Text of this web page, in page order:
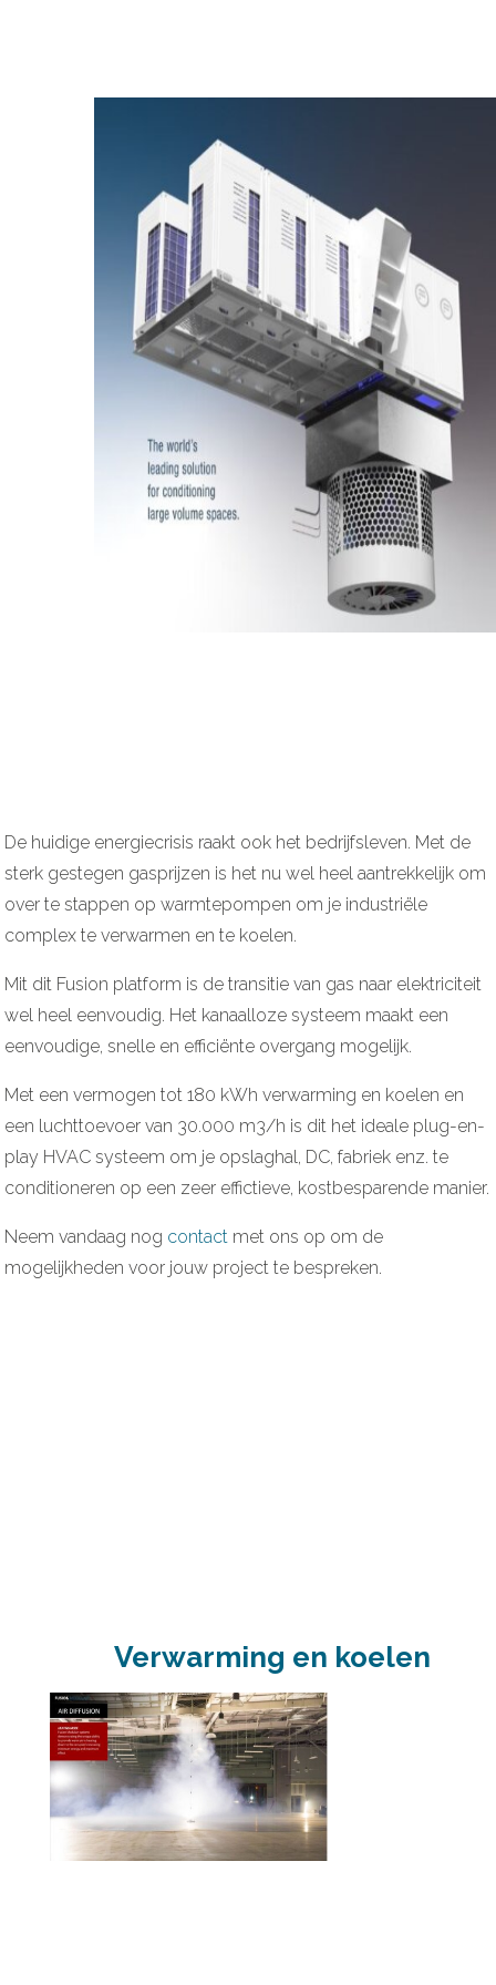
De huidige energiecrisis raakt ook het bedrijfsleven. Met de
sterk gestegen gasprijzen is het nu wel heel aantrekkelijk om
over te stappen op warmtepompen om je industriële
complex te verwarmen en te koelen.
Mit dit Fusion platform is de transitie van gas naar elektriciteit
wel heel eenvoudig. Het kanaalloze systeem maakt een
eenvoudige, snelle en efficiënte overgang mogelijk.
Met een vermogen tot 180 kWh verwarming en koelen en
een luchttoevoer van 30.000 m3/h is dit het ideale plug-en-
play HVAC systeem om je opslaghal, DC, fabriek enz. te
conditioneren op een zeer effictieve, kostbesparende manier.
Neem vandaag nog contact met ons op om de
mogelijkheden voor jouw project te bespreken.
Verwarming en koelen